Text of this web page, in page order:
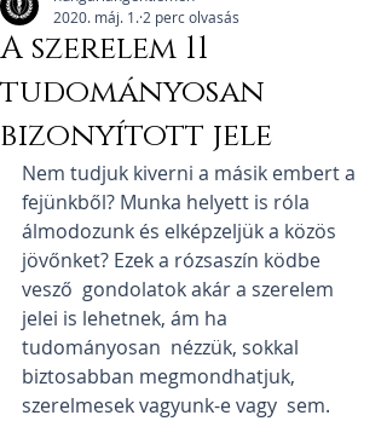
A szerelem 11
tudományosan
bizonyított jele
2020. máj. 1.2 perc olvasás
Nem tudjuk kiverni a másik embert a
fejünkből? Munka helyett is róla
álmodozunk és elképzeljük a közös
jövőnket? Ezek a rózsaszín ködbe
vesző  gondolatok akár a szerelem
jelei is lehetnek, ám ha
tudományosan  nézzük, sokkal
biztosabban megmondhatjuk,
szerelmesek vagyunk-e vagy  sem.